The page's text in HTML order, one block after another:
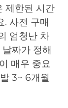
제한된 시간
. 사전 구매
엄청난 차
짜가 정해
매우 중요
3~ 6개월